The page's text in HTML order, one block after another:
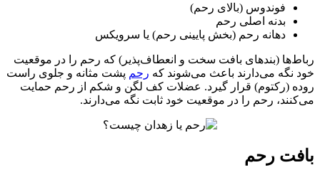
فوندوس (بالای رحم)
بدنه اصلی رحم
دهانه رحم (بخش پایینی رحم) یا سرویکس
(بندهای بافت سخت و انعطاف‌پذیر) که رحم را در موقعیت
نگه می‌دارند باعث می‌شوند کهرحم پشت مثانه و جلوی راست
(رکتوم) قرار گیرد. عضلات کف لگن و شکم از رحم حمایت
رحم را در موقعیت خود ثابت نگه می‌دارند.
رحم